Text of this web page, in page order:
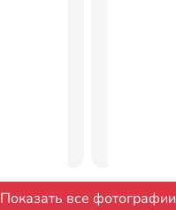
Показать все фотографии